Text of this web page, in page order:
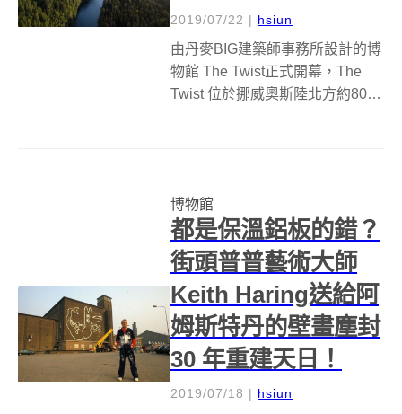
2019/07/22 | hsiun
由丹麥BIG建築師事務所設計的博
物館 The Twist正式開幕，The
Twist 位於挪威奧斯陸北方約80公
博物館
都是保溫鋁板的錯？
街頭普普藝術大師
Keith Haring送給阿
姆斯特丹的壁畫塵封
30 年重建天日！
2019/07/18 | hsiun